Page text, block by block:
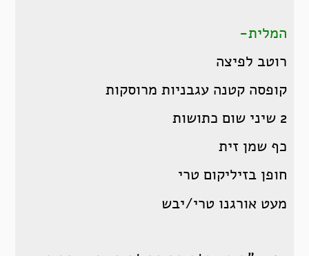
המלית-
רוטב לפיצה
קופסה קטנה עגבניות מרוסקות
2 שיני שום כתושות
כף שמן זית
חופן בזיליקום טרי
מעט אורגנו טרי/יבש